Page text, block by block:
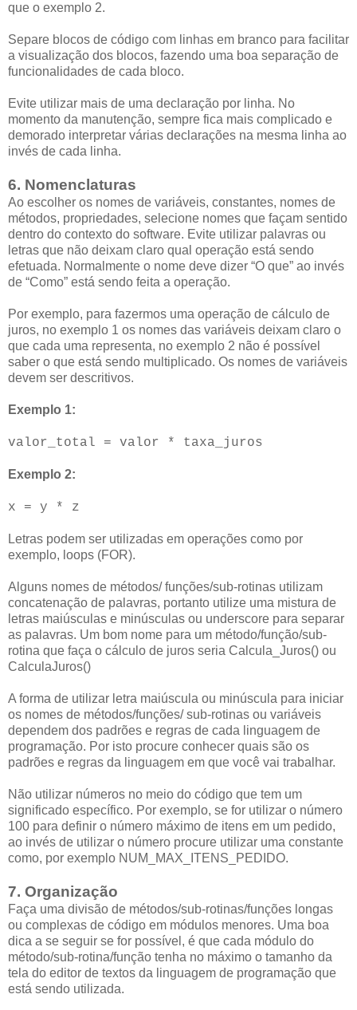
que o exemplo 2.
Separe blocos de código com linhas em branco para facilitar
a visualização dos blocos, fazendo uma boa separação de
funcionalidades de cada bloco.
Evite utilizar mais de uma declaração por linha. No
momento da manutenção, sempre fica mais complicado e
demorado interpretar várias declarações na mesma linha ao
invés de cada linha.
6. Nomenclaturas
Ao escolher os nomes de variáveis, constantes, nomes de
métodos, propriedades, selecione nomes que façam sentido
dentro do contexto do software. Evite utilizar palavras ou
letras que não deixam claro qual operação está sendo
efetuada. Normalmente o nome deve dizer “O que” ao invés
de “Como” está sendo feita a operação.
Por exemplo, para fazermos uma operação de cálculo de
juros, no exemplo 1 os nomes das variáveis deixam claro o
que cada uma representa, no exemplo 2 não é possível
saber o que está sendo multiplicado. Os nomes de variáveis
devem ser descritivos.
Exemplo 1:
valor_total = valor * taxa_juros
Exemplo 2:
x = y * z
Letras podem ser utilizadas em operações como por
exemplo, loops (FOR).
Alguns nomes de métodos/ funções/sub-rotinas utilizam
concatenação de palavras, portanto utilize uma mistura de
letras maiúsculas e minúsculas ou underscore para separar
as palavras. Um bom nome para um método/função/sub-
rotina que faça o cálculo de juros seria Calcula_Juros() ou
CalculaJuros()
A forma de utilizar letra maiúscula ou minúscula para iniciar
os nomes de métodos/funções/ sub-rotinas ou variáveis
dependem dos padrões e regras de cada linguagem de
programação. Por isto procure conhecer quais são os
padrões e regras da linguagem em que você vai trabalhar.
Não utilizar números no meio do código que tem um
significado específico. Por exemplo, se for utilizar o número
100 para definir o número máximo de itens em um pedido,
ao invés de utilizar o número procure utilizar uma constante
como, por exemplo NUM_MAX_ITENS_PEDIDO.
7. Organização
Faça uma divisão de métodos/sub-rotinas/funções longas
ou complexas de código em módulos menores. Uma boa
dica a se seguir se for possível, é que cada módulo do
método/sub-rotina/função tenha no máximo o tamanho da
tela do editor de textos da linguagem de programação que
está sendo utilizada.